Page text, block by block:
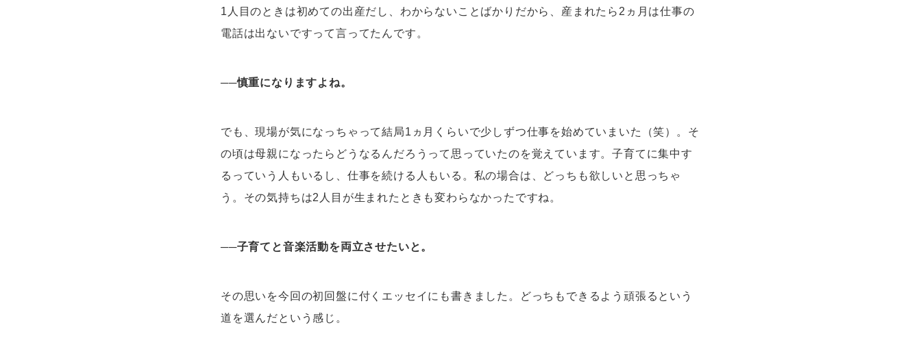
1人目のときは初めての出産だし、わからないことばかりだから、産まれたら2ヵ月は仕事の
電話は出ないですって言ってたんです。
──慎重になりますよね。
でも、現場が気になっちゃって結局1ヵ月くらいで少しずつ仕事を始めていまいた（笑）。そ
の頃は母親になったらどうなるんだろうって思っていたのを覚えています。子育てに集中す
るっていう人もいるし、仕事を続ける人もいる。私の場合は、どっちも欲しいと思っちゃ
う。その気持ちは2人目が生まれたときも変わらなかったですね。
──子育てと音楽活動を両立させたいと。
その思いを今回の初回盤に付くエッセイにも書きました。どっちもできるよう頑張るという
道を選んだという感じ。